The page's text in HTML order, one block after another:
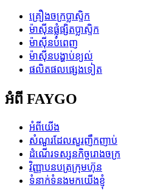
គ្រឿងចក្រប្លាស្ទិក
ម៉ាស៊ីនផ្លុំផ្សិតប្លាស្ទិក
ម៉ាស៊ីនបំពេញ
ម៉ាស៊ីនបង្ហាប់ខ្យល់
ផលិតផលផ្សេងទៀត
អំពី FAYGO
អំពីយើង
សំណួរដែលសួរញឹកញាប់
ដំណើរទស្សនកិច្ចរោងចក្រ
វិញ្ញាបនបត្រក្រុមហ៊ុន
ទំនាក់ទំនងមកយើងខ្ញុំ